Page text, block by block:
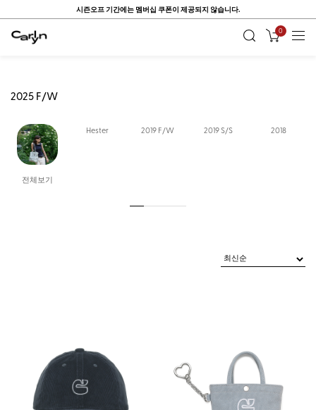
시즌오프 기간에는 멤버십 쿠폰이 제공되지 않습니다.
0
2025 F/W
전체보기
Hester 2019 F/W 2019 S/S 2018